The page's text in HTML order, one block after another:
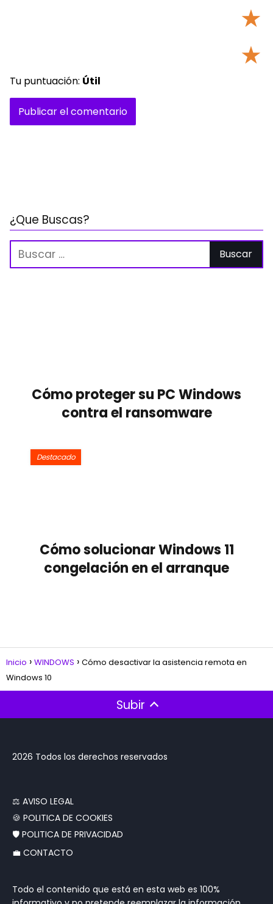
★
★
Tu puntuación: Útil
¿Que Buscas?
Cómo proteger su PC Windows
contra el ransomware
Destacado
Cómo solucionar Windows 11
congelación en el arranque
Inicio WINDOWS
Cómo desactivar la asistencia remota en
Windows 10
Subir
2026 Todos los derechos reservados
‍⚖️ AVISO LEGAL
🍪 POLITICA DE COOKIES
🛡️ POLITICA DE PRIVACIDAD
💼 CONTACTO
Todo el contenido que está en esta web es 100%